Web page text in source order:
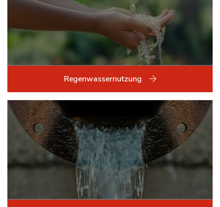
Regenwassernutzung